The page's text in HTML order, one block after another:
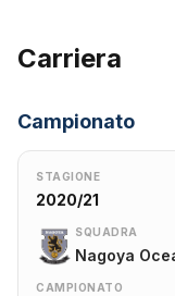
Carriera
Campionato
STAGIONE
2020/21
SQUADRA
Nagoya
CAMPIONATO